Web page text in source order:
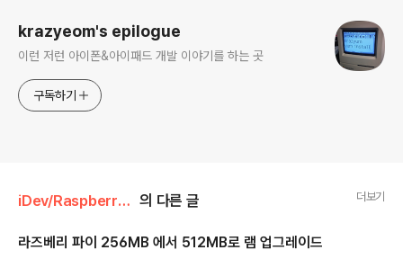
krazyeom's epilogue
이런 저런 아이폰&아이패드 개발 이야기를 하는 곳
구독하기
iDev/Raspberry Pi 의 다른 글 더보기
라즈베리 파이 256MB 에서 512MB로 램 업그레이드